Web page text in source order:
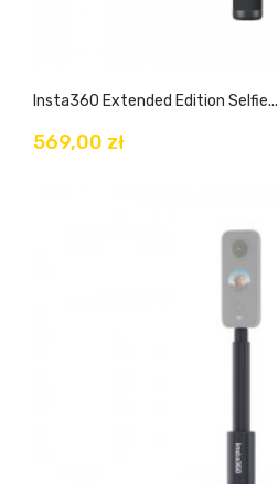
Insta360 Extended Edition Selfie...
569,00 zł